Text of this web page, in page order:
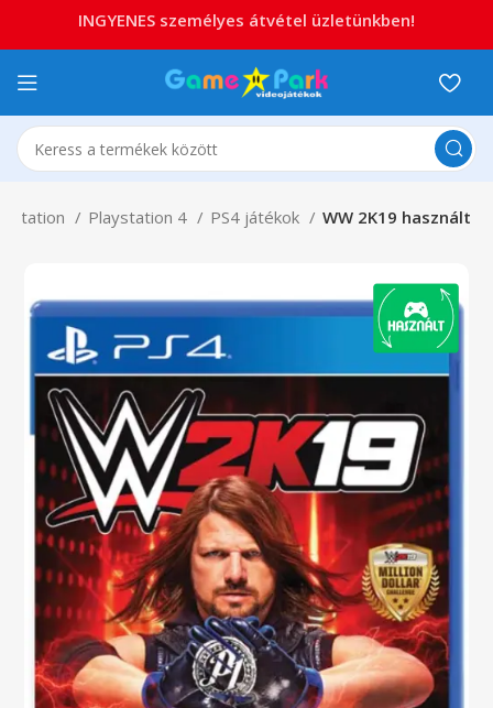
Playstation 4 PS4 játékok WW 2K19 használt
INGYENES személyes átvétel üzletünkben!